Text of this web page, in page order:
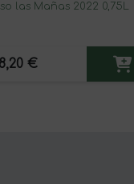
las Mañas 2022 0,75L
€